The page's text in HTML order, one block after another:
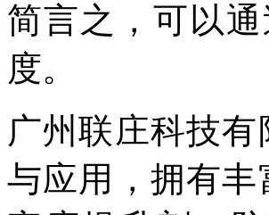
简言之，可以
度。
广州联庄科技
与应用，拥有